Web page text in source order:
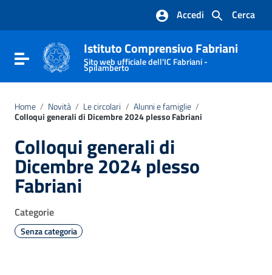
Vai al footer
Cerca
Accedi
Attiva / disattiva la navigazione
Istituto Comprensivo Fabriani
Sito web ufficiale dell'IC Fabriani -
Spilamberto
Home / Novità / Le circolari / Alunni e famiglie /
Colloqui generali di Dicembre 2024 plesso Fabriani
Colloqui generali di
Dicembre 2024 plesso
Fabriani
Categorie
Senza categoria